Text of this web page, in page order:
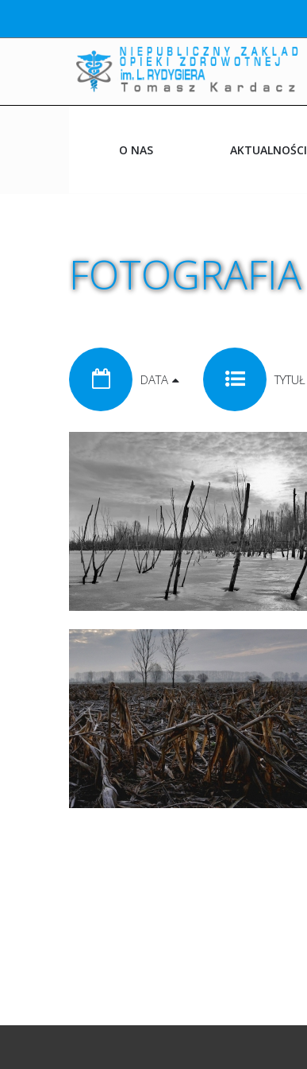
O NAS
NASI LEKARZE
AKTUALNOŚCI
FOTOGRAFIA
DATA TYTUŁ
FOTOGRAFIA_18
FOTOGRAFIA_21